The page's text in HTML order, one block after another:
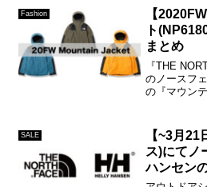
Fashion
【
ト
まとめ
『THE
のノースフ
の『マウン
の予約や販
とめさせて
/ NP61800
SALE
【~3月
ス)にてノ
ハンセン
布中